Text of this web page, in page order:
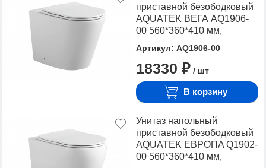
приставной безободковый
AQUATEK ВЕГА AQ1906-
00 560*360*410 мм,
тонкое сиденье с
механизмом плавного
Артикул: AQ1906-00
18330 ₽ / шт
В корзину
Унитаз напольный
приставной безободковый
AQUATEK ЕВРОПA Q1902-
00 560*360*410 мм,